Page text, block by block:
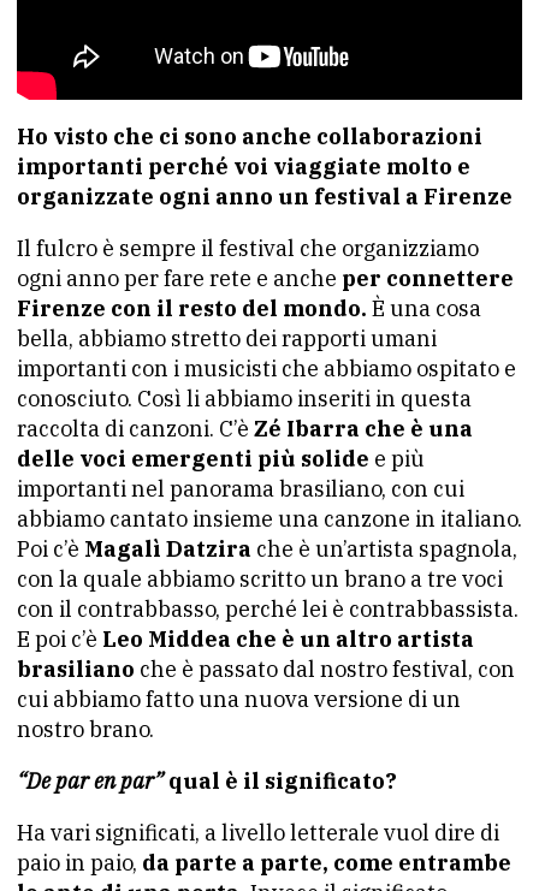
Ho visto che ci sono anche collaborazioni
importanti perché voi viaggiate molto e
organizzate ogni anno un festival a Firenze
Il fulcro è sempre il festival che organizziamo
ogni anno per fare rete e anche per connettere
Firenze con il resto del mondo. È una cosa
bella, abbiamo stretto dei rapporti umani
importanti con i musicisti che abbiamo ospitato e
conosciuto. Così li abbiamo inseriti in questa
raccolta di canzoni. C’è Zé Ibarra che è una
delle voci emergenti più solide e più
importanti nel panorama brasiliano, con cui
abbiamo cantato insieme una canzone in italiano.
Poi c’è Magalì Datzira che è un’artista spagnola,
con la quale abbiamo scritto un brano a tre voci
con il contrabbasso, perché lei è contrabbassista.
E poi c’è Leo Middea che è un altro artista
brasiliano che è passato dal nostro festival, con
cui abbiamo fatto una nuova versione di un
nostro brano.
“De par en par”qual è il significato?
Ha vari significati, a livello letterale vuol dire di
paio in paio, da parte a parte, come entrambe